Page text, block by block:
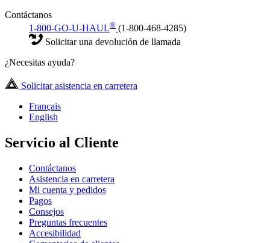
Contáctanos
1-800-GO-U-HAUL® (1-800-468-4285)
Solicitar una devolución de llamada
¿Necesitas ayuda?
Solicitar asistencia en carretera
Français
English
Servicio al Cliente
Contáctanos
Asistencia en carretera
Mi cuenta y pedidos
Pagos
Consejos
Preguntas frecuentes
Accesibilidad